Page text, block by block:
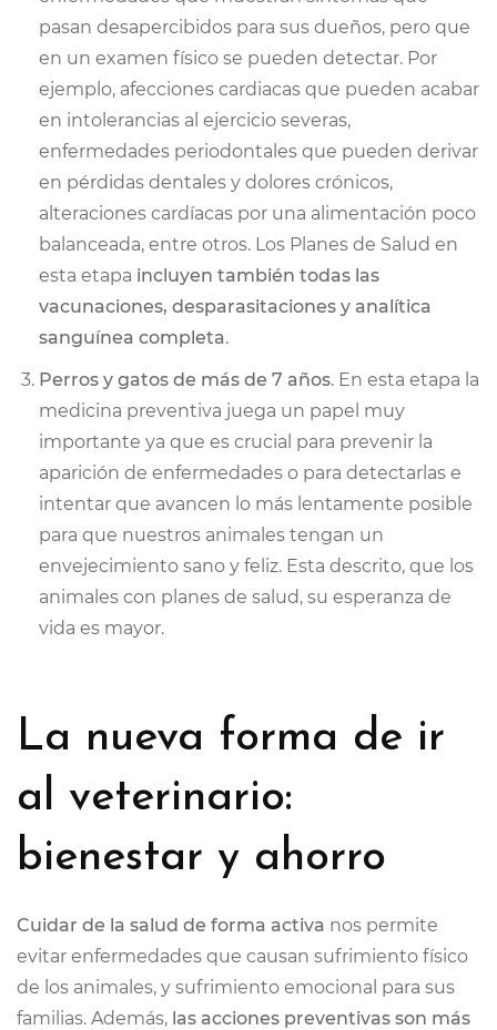
pasan desapercibidos para sus dueños, pero que
en un examen físico se pueden detectar. Por
ejemplo, afecciones cardiacas que pueden acabar
en intolerancias al ejercicio severas,
enfermedades periodontales que pueden derivar
en pérdidas dentales y dolores crónicos,
alteraciones cardíacas por una alimentación poco
balanceada, entre otros. Los Planes de Salud en
esta etapa incluyen también todas las
vacunaciones, desparasitaciones y analítica
sanguínea completa.
Perros y gatos de más de 7 años. En esta etapa la
medicina preventiva juega un papel muy
importante ya que es crucial para prevenir la
aparición de enfermedades o para detectarlas e
intentar que avancen lo más lentamente posible
para que nuestros animales tengan un
envejecimiento sano y feliz. Esta descrito, que los
animales con planes de salud, su esperanza de
vida es mayor.
La nueva forma de ir
al veterinario:
bienestar y ahorro
Cuidar de la salud de forma activa nos permite
evitar enfermedades que causan sufrimiento físico
de los animales, y sufrimiento emocional para sus
familias. Además, las acciones preventivas son más